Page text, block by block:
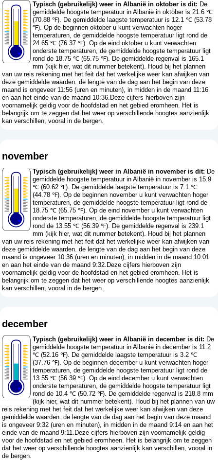
Typisch (gebruikelijk) weer in Albanië in oktober is dit: De
gemiddelde hoogste temperatuur in Albanië in oktober is 21.6 ℃
(70.88 ℉). De gemiddelde laagste temperatuur is 12.1 ℃ (53.78
℉). Op de beginnen oktober u kunt verwachten hoger
temperaturen, de gemiddelde hoogste temperatuur ligt rond de
24.65 ℃ (76.37 ℉). Op de eind oktober u kunt verwachten
onderste temperaturen, de gemiddelde hoogste temperatuur ligt
rond de 18.75 ℃ (65.75 ℉). De gemiddelde regenval is 165.1
mm (kijk hier, wat dit nummer betekent). Houd bij het plannen
van uw reis rekening met het feit dat het werkelijke weer kan afwijken van
deze gemiddelde waarden. de lengte van de dag aan het begin van deze
maand is ongeveer 11:56 (uren en minuten), in midden in de maand 11:16
en aan het einde van de maand 10:36.Deze cijfers hierboven zijn
voornamelijk geldig voor de hoofdstad en het gebied eromheen. Het is
belangrijk om te zeggen dat het weer op verschillende hoogtes aanzienlijk
kan verschillen, vooral in de bergen.
november
Typisch (gebruikelijk) weer in Albanië in november is dit: De
gemiddelde hoogste temperatuur in Albanië in november is 15.9
℃ (60.62 ℉). De gemiddelde laagste temperatuur is 7.1 ℃
(44.78 ℉). Op de beginnen november u kunt verwachten hoger
temperaturen, de gemiddelde hoogste temperatuur ligt rond de
18.75 ℃ (65.75 ℉). Op de eind november u kunt verwachten
onderste temperaturen, de gemiddelde hoogste temperatuur ligt
rond de 13.55 ℃ (56.39 ℉). De gemiddelde regenval is 239.1
mm (kijk hier, wat dit nummer betekent). Houd bij het plannen
van uw reis rekening met het feit dat het werkelijke weer kan afwijken van
deze gemiddelde waarden. de lengte van de dag aan het begin van deze
maand is ongeveer 10:36 (uren en minuten), in midden in de maand 10:01
en aan het einde van de maand 9:32.Deze cijfers hierboven zijn
voornamelijk geldig voor de hoofdstad en het gebied eromheen. Het is
belangrijk om te zeggen dat het weer op verschillende hoogtes aanzienlijk
kan verschillen, vooral in de bergen.
december
Typisch (gebruikelijk) weer in Albanië in december is dit: De
gemiddelde hoogste temperatuur in Albanië in december is 11.2
℃ (52.16 ℉). De gemiddelde laagste temperatuur is 3.2 ℃
(37.76 ℉). Op de beginnen december u kunt verwachten hoger
temperaturen, de gemiddelde hoogste temperatuur ligt rond de
13.55 ℃ (56.39 ℉). Op de eind december u kunt verwachten
onderste temperaturen, de gemiddelde hoogste temperatuur ligt
rond de 10.4 ℃ (50.72 ℉). De gemiddelde regenval is 218.8 mm
(kijk hier, wat dit nummer betekent). Houd bij het plannen van uw
reis rekening met het feit dat het werkelijke weer kan afwijken van deze
gemiddelde waarden. de lengte van de dag aan het begin van deze maand
is ongeveer 9:32 (uren en minuten), in midden in de maand 9:14 en aan het
einde van de maand 9:11.Deze cijfers hierboven zijn voornamelijk geldig
voor de hoofdstad en het gebied eromheen. Het is belangrijk om te zeggen
dat het weer op verschillende hoogtes aanzienlijk kan verschillen, vooral in
de bergen.